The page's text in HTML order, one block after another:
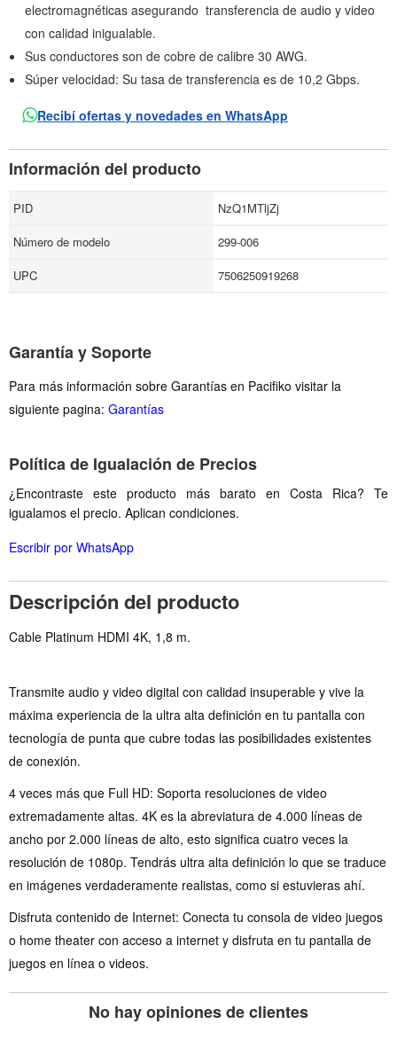
electromagnéticas asegurando transferencia de audio y video
con calidad inigualable.
Sus conductores son de cobre de calibre 30 AWG.
Súper velocidad: Su tasa de transferencia es de 10,2 Gbps.
Recibí ofertas y novedades en WhatsApp
Información del producto
PID
NzQ1MTljZj
Número de modelo
299-006
UPC
7506250919268
Garantía y Soporte
Para más información sobre Garantías en Pacifiko visitar la
siguiente pagina: Garantías
Política de Igualación de Precios
¿Encontraste este producto más barato en Costa Rica? Te
igualamos el precio. Aplican condiciones.
Escribir por WhatsApp
Descripción del producto
Cable Platinum HDMI 4K, 1,8 m.
Transmite audio y video digital con calidad insuperable y vive la
máxima experiencia de la ultra alta definición en tu pantalla con
tecnología de punta que cubre todas las posibilidades existentes
de conexión.
4 veces más que Full HD: Soporta resoluciones de video
extremadamente altas. 4K es la abreviatura de 4.000 líneas de
ancho por 2.000 líneas de alto, esto significa cuatro veces la
resolución de 1080p. Tendrás ultra alta definición lo que se traduce
en imágenes verdaderamente realistas, como si estuvieras ahí.
Disfruta contenido de Internet: Conecta tu consola de video juegos
o home theater con acceso a internet y disfruta en tu pantalla de
juegos en línea o videos.
No hay opiniones de clientes